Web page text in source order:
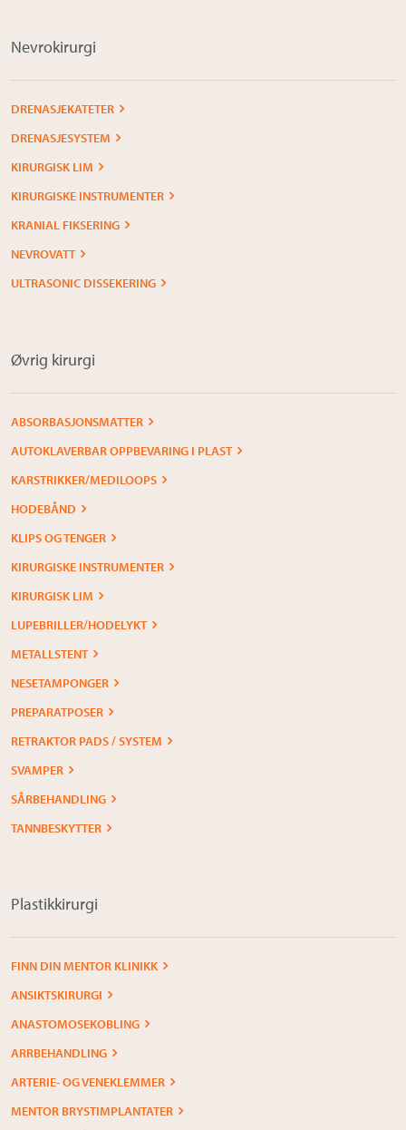
Nevrokirurgi
DRENASJEKATETER
DRENASJESYSTEM
KIRURGISK LIM
KIRURGISKE INSTRUMENTER
KRANIAL FIKSERING
NEVROVATT
ULTRASONIC DISSEKERING
Øvrig kirurgi
ABSORBASJONSMATTER
AUTOKLAVERBAR OPPBEVARING I PLAST
KARSTRIKKER/MEDILOOPS
HODEBÅND
KLIPS OG TENGER
KIRURGISKE INSTRUMENTER
KIRURGISK LIM
LUPEBRILLER/HODELYKT
METALLSTENT
NESETAMPONGER
PREPARATPOSER
RETRAKTOR PADS / SYSTEM
SVAMPER
SÅRBEHANDLING
TANNBESKYTTER
Plastikkirurgi
FINN DIN MENTOR KLINIKK
ANSIKTSKIRURGI
ANASTOMOSEKOBLING
ARRBEHANDLING
ARTERIE- OG VENEKLEMMER
MENTOR BRYSTIMPLANTATER